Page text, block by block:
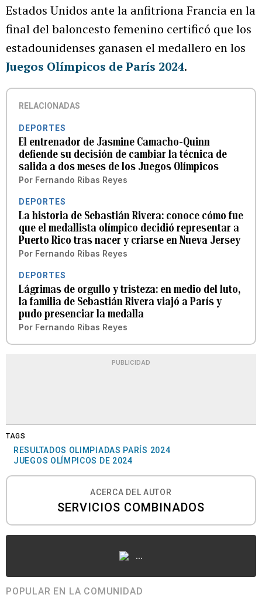
Estados Unidos ante la anfitriona Francia en la
final del baloncesto femenino certificó que los
estadounidenses ganasen el medallero en los
Juegos Olímpicos de París 2024.
RELACIONADAS
DEPORTES
El entrenador de Jasmine Camacho-Quinn
defiende su decisión de cambiar la técnica de
salida a dos meses de los Juegos Olímpicos
Por Fernando Ribas Reyes
DEPORTES
La historia de Sebastián Rivera: conoce cómo fue
que el medallista olímpico decidió representar a
Puerto Rico tras nacer y criarse en Nueva Jersey
Por Fernando Ribas Reyes
DEPORTES
Lágrimas de orgullo y tristeza: en medio del luto,
la familia de Sebastián Rivera viajó a París y
pudo presenciar la medalla
Por Fernando Ribas Reyes
PUBLICIDAD
TAGS
RESULTADOS OLIMPIADAS PARÍS 2024
JUEGOS OLÍMPICOS DE 2024
ACERCA DEL AUTOR
SERVICIOS COMBINADOS
...
POPULAR EN LA COMUNIDAD